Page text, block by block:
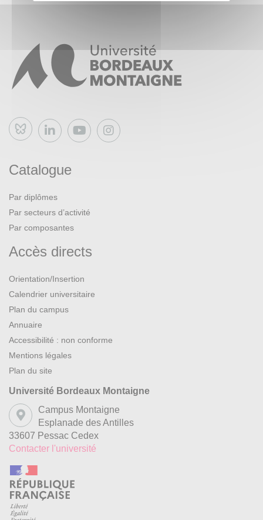
Bluesky
Catalogue
Par diplômes
Par secteurs d’activité
Par composantes
Accès directs
Orientation/Insertion
Calendrier universitaire
Plan du campus
Annuaire
Accessibilité : non conforme
Mentions légales
Plan du site
Université Bordeaux Montaigne
Campus Montaigne
Esplanade des Antilles
33607 Pessac Cedex
Contacter l'université